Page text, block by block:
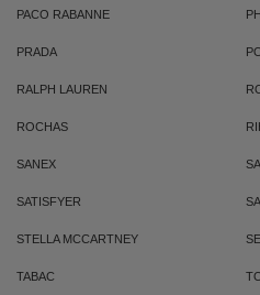
PACO RABANNE
PRADA
RALPH LAUREN
ROCHAS
SANEX
SATISFYER
STELLA MCCARTNEY
TABAC